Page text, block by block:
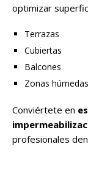
optimizar
Terrazas
Cubiertas
Balcones
Zonas
Conviértete en
profesionales